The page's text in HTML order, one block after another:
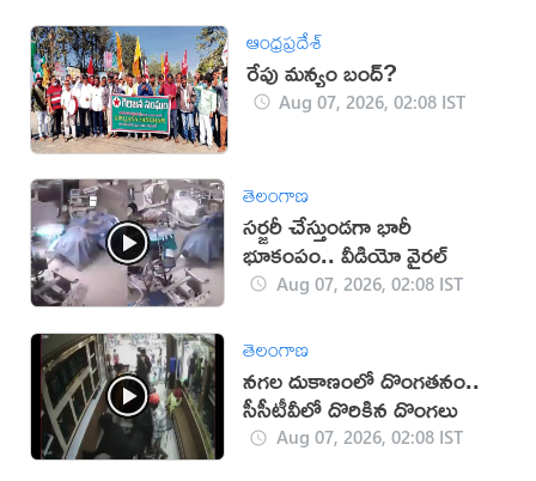
ఆంధ్రప్రదేశ్
రేపు మన్యం బంద్‌?
Aug 07, 2026, 02:08 IST
తెలంగాణ
సర్జరీ చేస్తుండగా భారీ
భూకంపం.. వీడియో వైరల్
Aug 07, 2026, 02:08 IST
తెలంగాణ
నగల దుకాణంలో దొంగతనం..
సీసీటీవీలో దొరికిన దొంగలు
Aug 07, 2026, 02:08 IST